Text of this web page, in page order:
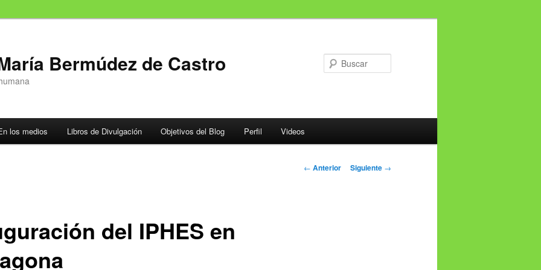
Bermúdez de Castro
los medios Libros de Divulgación Objetivos del Blog Perfil Videos
Navegador de
← Anterior Siguiente →
del IPHES en